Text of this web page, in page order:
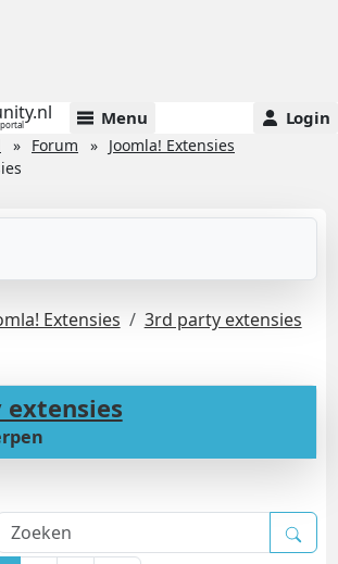
Menu Login
Forum
Joomla! Extensies
Extensies 3rd party extensies